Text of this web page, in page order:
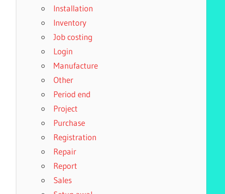
Installation
Inventory
Job costing
Login
Manufacture
Other
Period end
Project
Purchase
Registration
Repair
Report
Sales